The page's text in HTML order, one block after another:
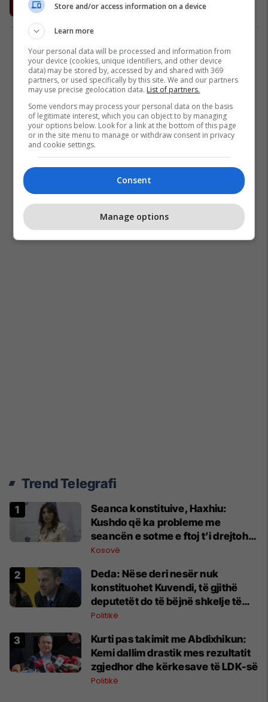
La Liga 13/08/2025
2
Trend Telegrafi
Seanca konstituive, Haxhiu:
Kushdo që ka probleme me
seancën e sotme e ftoj t’i drejtohet
Kushtetueses
Kosovë
Deda: Nëse deri nesër nuk
konstituohet Kuvendi, të gjithë
deputetët do të bëjnë shkelje të
rëndë kushtetuese
Politikë
Kurti pas takimit me Abdixhikun:
Kemi dallim drastik mes rezultatit
zgjedhor dhe kërkesave të LDK-së
Politikë
Store and/or access information on a device
Learn more
Your personal data will be processed and information from
your device (cookies, unique identifiers, and other device
data) may be stored by, accessed by and shared with 369
partners, or used specifically by this site. We and our partners
may use precise geolocation data. List of partners.
Some vendors may process your personal data on the basis
of legitimate interest, which you can object to by managing
your options below. Look for a link at the bottom of this page
or in the site menu to manage or withdraw consent in privacy
and cookie settings.
Consent
Manage options